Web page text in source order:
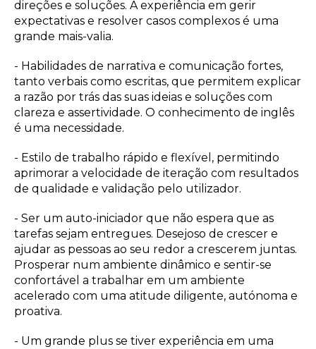
direções e soluções. A experiência em gerir
expectativas e resolver casos complexos é uma
grande mais-valia.
- Habilidades de narrativa e comunicação fortes,
tanto verbais como escritas, que permitem explicar
a razão por trás das suas ideias e soluções com
clareza e assertividade. O conhecimento de inglês
é uma necessidade.
- Estilo de trabalho rápido e flexível, permitindo
aprimorar a velocidade de iteração com resultados
de qualidade e validação pelo utilizador.
- Ser um auto-iniciador que não espera que as
tarefas sejam entregues. Desejoso de crescer e
ajudar as pessoas ao seu redor a crescerem juntas.
Prosperar num ambiente dinâmico e sentir-se
confortável a trabalhar em um ambiente
acelerado com uma atitude diligente, autónoma e
proativa.
- Um grande plus se tiver experiência em uma